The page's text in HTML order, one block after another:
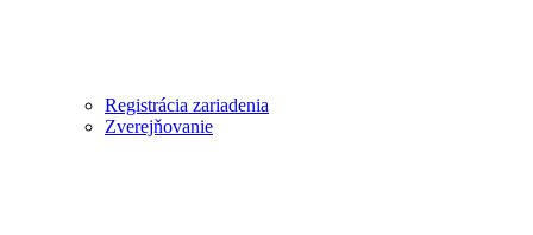
Registrácia zariadenia
Zverejňovanie